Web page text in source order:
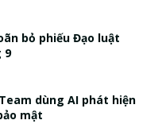
bỏ phiếu Đạo luật
9
dùng AI phát hiện
mật